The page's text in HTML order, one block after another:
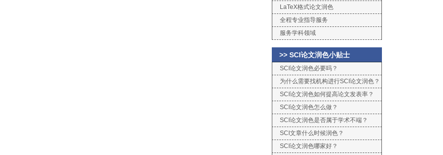
LaTeX格式论文润色
全程专业指导服务
服务学科领域
>> SCI论文润色小贴士
SCI论文润色必要吗？
为什么需要找机构进行SCI论文润色？
SCI论文润色如何提高论文发表率？
SCI论文润色怎么做？
SCI论文润色是否属于学术不端？
SCI文章什么时候润色？
SCI论文润色哪家好？